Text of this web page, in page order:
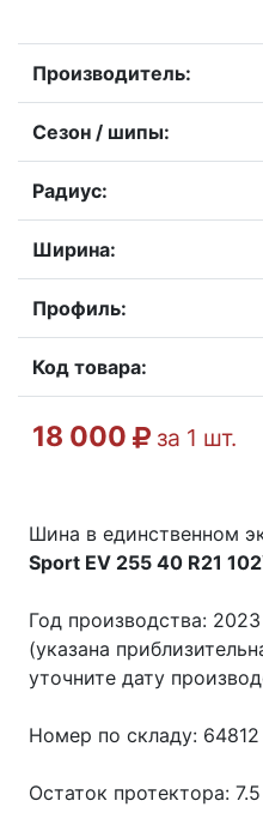
Производитель:
Сезон / шипы:
Радиус:
Ширина:
Профиль:
Код товара:
18 000 за 1 шт.
Шина в единственном
Sport EV 255 40 R21
Год производства: 2023
(указана
уточните дату
Номер по складу: 64812
Остаток протектора: